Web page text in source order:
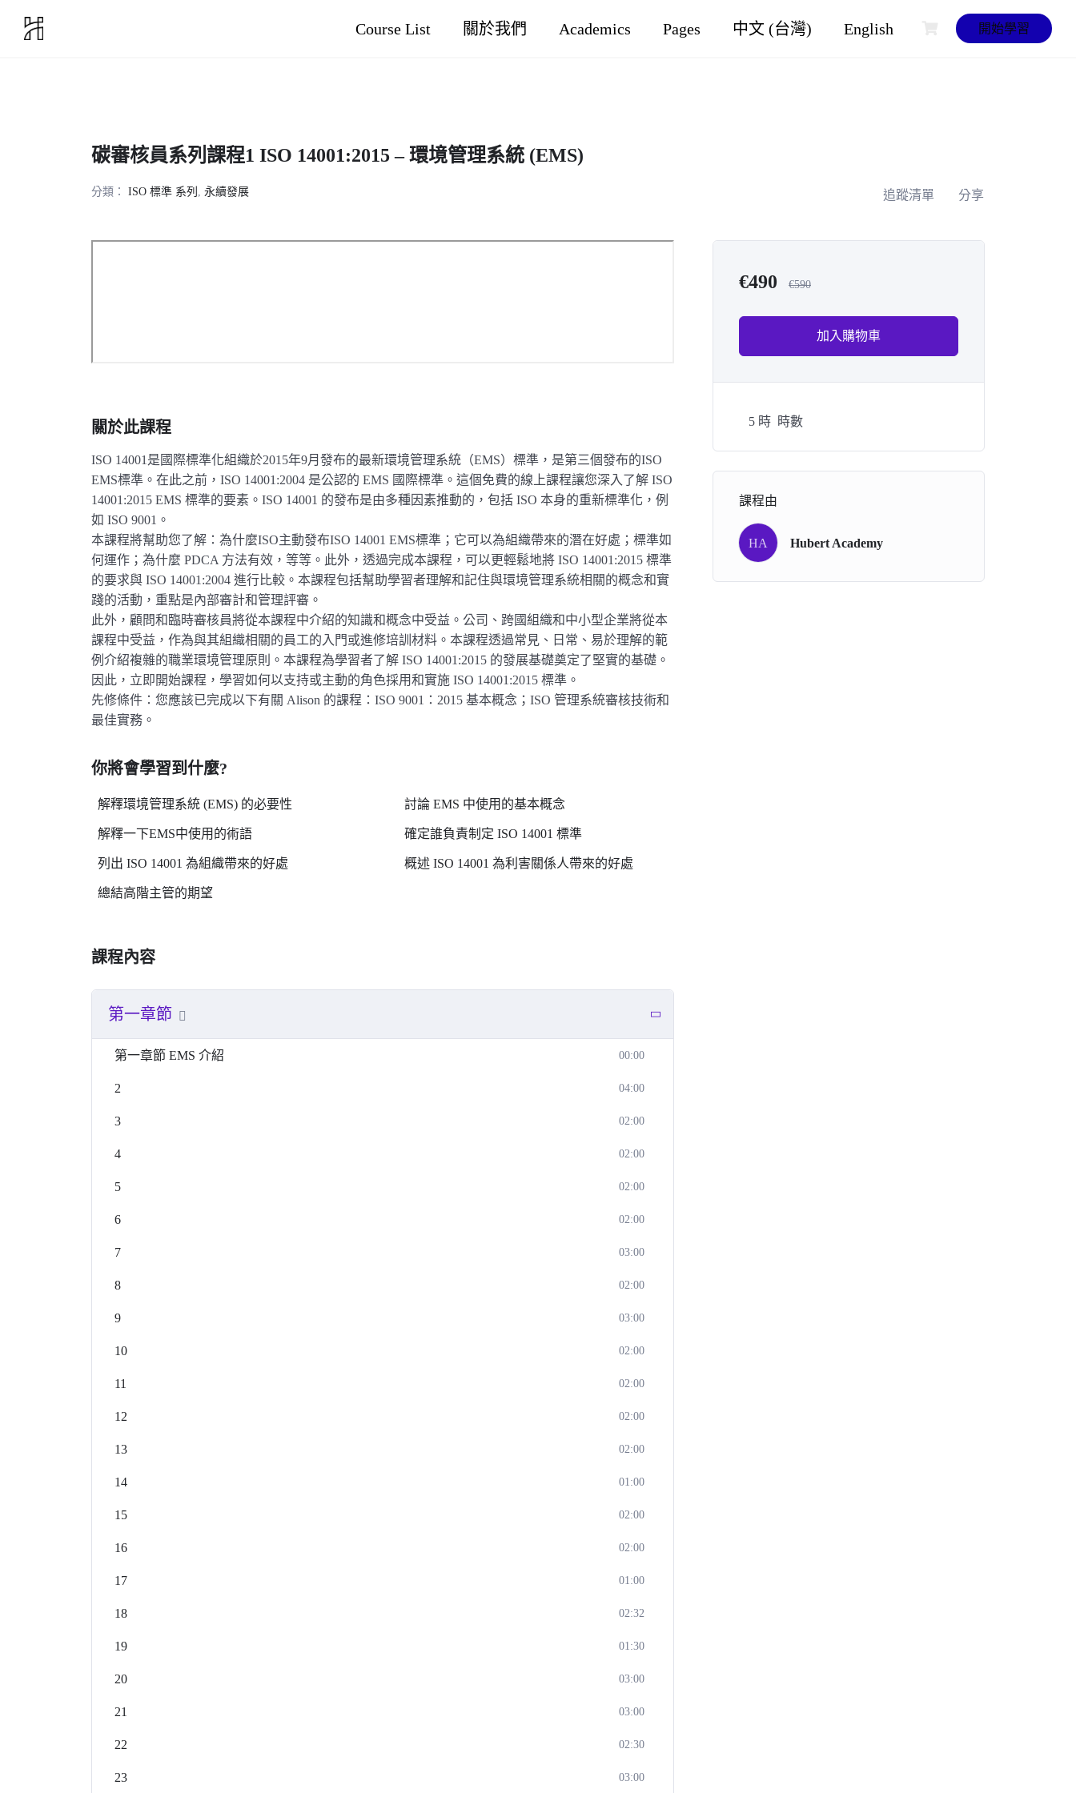
Course List 關於我們 Academics Pages 中文 (台灣) English 開始學習
碳審核員系列課程1 ISO 14001:2015 – 環境管理系統 (EMS)
分類： ISO 標準 系列 , 永續發展 追蹤清單 分享
關於此課程
ISO 14001是國際標準化組織於2015年9月發布的最新環境管理系統（EMS）標準，是第三個發布的ISO
EMS標準。在此之前，ISO 14001:2004 是公認的 EMS 國際標準。這個免費的線上課程讓您深入了解 ISO
14001:2015 EMS 標準的要素。ISO 14001 的發布是由多種因素推動的，包括 ISO 本身的重新標準化，例
如 ISO 9001。
本課程將幫助您了解：為什麼ISO主動發布ISO 14001 EMS標準；它可以為組織帶來的潛在好處；標準如
何運作；為什麼 PDCA 方法有效，等等。此外，透過完成本課程，可以更輕鬆地將 ISO 14001:2015 標準
的要求與 ISO 14001:2004 進行比較。本課程包括幫助學習者理解和記住與環境管理系統相關的概念和實
踐的活動，重點是內部審計和管理評審。
此外，顧問和臨時審核員將從本課程中介紹的知識和概念中受益。公司、跨國組織和中小型企業將從本
課程中受益，作為與其組織相關的員工的入門或進修培訓材料。本課程透過常見、日常、易於理解的範
例介紹複雜的職業環境管理原則。本課程為學習者了解 ISO 14001:2015 的發展基礎奠定了堅實的基礎。
因此，立即開始課程，學習如何以支持或主動的角色採用和實施 ISO 14001:2015 標準。
先修條件：您應該已完成以下有關 Alison 的課程：ISO 9001：2015 基本概念；ISO 管理系統審核技術和
最佳實務。
你將會學習到什麼?
解釋環境管理系統 (EMS) 的必要性 討論 EMS 中使用的基本概念
解釋一下EMS中使用的術語 確定誰負責制定 ISO 14001 標準
列出 ISO 14001 為組織帶來的好處 概述 ISO 14001 為利害關係人帶來的好處
總結高階主管的期望
課程內容
第一章節
第一章節 EMS 介紹 00:00
2 04:00
3 02:00
4 02:00
5 02:00
6 02:00
7 03:00
8 02:00
9 03:00
10 02:00
11 02:00
12 02:00
13 02:00
14 01:00
15 02:00
16 02:00
17 01:00
18 02:32
19 01:30
20 03:00
21 03:00
22 02:30
23 03:00
€490 €590
加入購物車
5 時 時數
課程由
HA Hubert Academy